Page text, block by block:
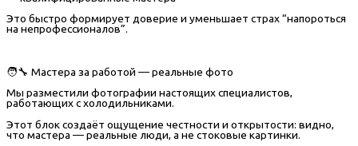
Это быстро формирует доверие и уменьшает страх “напороться
на непрофессионалов”.
🧑‍🔧 Мастера за работой — реальные фото
Мы разместили фотографии настоящих специалистов,
работающих с холодильниками.
Этот блок создаёт ощущение честности и открытости: видно,
что мастера — реальные люди, а не стоковые картинки.